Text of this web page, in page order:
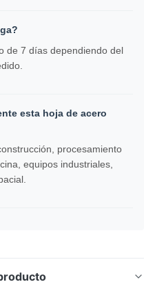
de 7 días dependiendo del
esta hoja de acero
procesamiento
equipos industriales,